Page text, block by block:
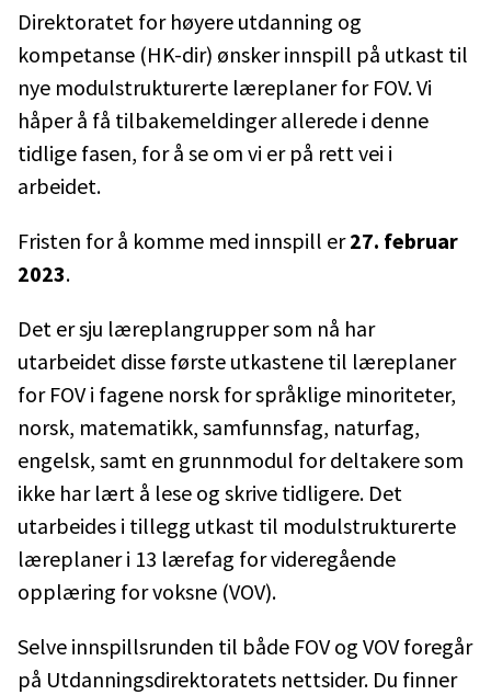
Direktoratet for høyere utdanning og
kompetanse (HK-dir) ønsker innspill på utkast til
nye modulstrukturerte læreplaner for FOV. Vi
håper å få tilbakemeldinger allerede i denne
tidlige fasen, for å se om vi er på rett vei i
arbeidet.
Fristen for å komme med innspill er27. februar
2023.
Det er sju læreplangrupper som nå har
utarbeidet disse første utkastene til læreplaner
for FOV i fagene norsk for språklige minoriteter,
norsk, matematikk, samfunnsfag, naturfag,
engelsk, samt en grunnmodul for deltakere som
ikke har lært å lese og skrive tidligere. Det
utarbeides i tillegg utkast til modulstrukturerte
læreplaner i 13 lærefag for videregående
opplæring for voksne (VOV).
Selve innspillsrunden til både FOV og VOV foregår
på Utdanningsdirektoratets nettsider. Du finner